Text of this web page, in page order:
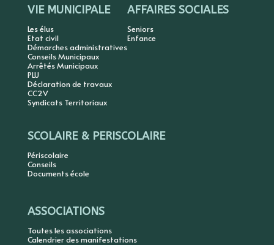
VIE MUNICIPALE
Les élus
Etat civil
Démarches administratives
Conseils Municipaux
Arrêtés Municipaux
PLU
Déclaration de travaux
CC2V
Syndicats Territoriaux
AFFAIRES SOCIALES
Seniors
Enfance
SCOLAIRE & PERISCOLAIRE
Périscolaire
Conseils
Documents école
ASSOCIATIONS
Toutes les associations
Calendrier des manifestations